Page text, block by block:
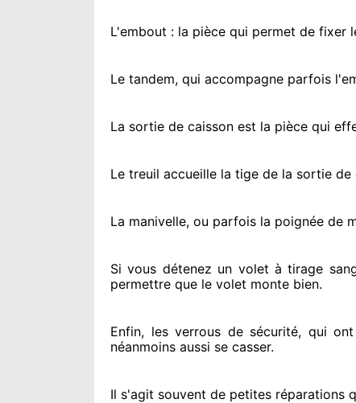
L'embout : la pièce qui permet de fixer
Le tandem, qui accompagne parfois
La sortie de caisson est la pièce qui
Le treuil accueille la tige de la sortie
La manivelle, ou parfois la poignée de
Si vous détenez un volet à tirage
permettre que le volet monte bien.
Enfin, les verrous de sécurité, qui
néanmoins aussi se casser.
Il s'agit souvent de petites réparations